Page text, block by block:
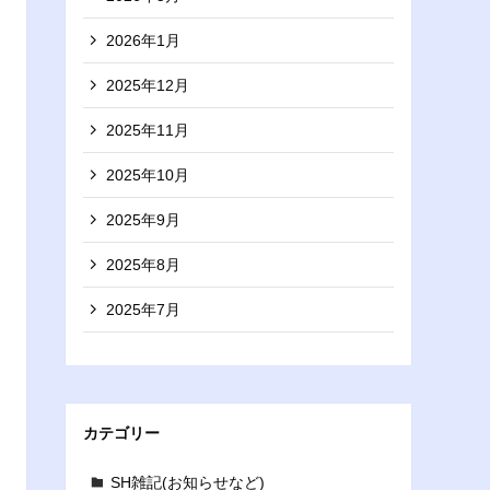
2026年1月
2025年12月
2025年11月
2025年10月
2025年9月
2025年8月
2025年7月
カテゴリー
SH雑記(お知らせなど)